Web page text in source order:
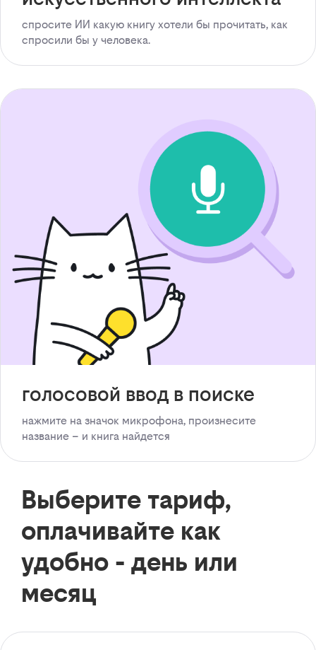
спросите ИИ какую книгу хотели бы прочитать, как
спросили бы у человека.
голосовой ввод в поиске
нажмите на значок микрофона, произнесите
название – и книга найдется
Выберите тариф,
оплачивайте как
удобно - день или
месяц